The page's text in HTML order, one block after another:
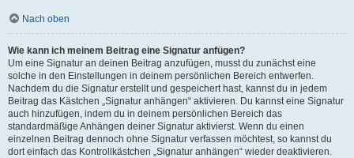
Nach oben
Wie kann ich meinem Beitrag eine Signatur anfügen?
Um eine Signatur an deinen Beitrag anzufügen, musst du zunächst eine
solche in den Einstellungen in deinem persönlichen Bereich entwerfen.
Nachdem du die Signatur erstellt und gespeichert hast, kannst du in jedem
Beitrag das Kästchen „Signatur anhängen“ aktivieren. Du kannst eine Signatur
auch hinzufügen, indem du in deinem persönlichen Bereich das
standardmäßige Anhängen deiner Signatur aktivierst. Wenn du einen
einzelnen Beitrag dennoch ohne Signatur verfassen möchtest, so kannst du
dort einfach das Kontrollkästchen „Signatur anhängen“ wieder deaktivieren.